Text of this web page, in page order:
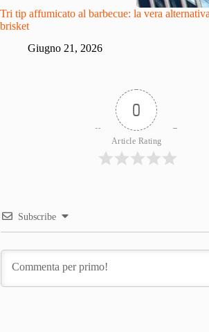
Tri tip affumicato al barbecue: la vera
brisket
Giugno 21, 2026
0
Article Rating
Subscribe